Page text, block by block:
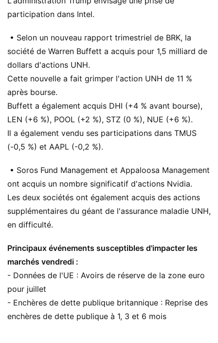
participation dans Intel.
• Selon un nouveau rapport trimestriel de BRK, la
société de Warren Buffett a acquis pour 1,5 milliard de
dollars d'actions UNH.
Cette nouvelle a fait grimper l'action UNH de 11 %
après bourse.
Buffett a également acquis DHI (+4 % avant bourse),
LEN (+6 %), POOL (+2 %), STZ (0 %), NUE (+6 %).
Il a également vendu ses participations dans TMUS
(-0,5 %) et AAPL (-0,2 %).
• Soros Fund Management et Appaloosa Management
ont acquis un nombre significatif d'actions Nvidia.
Les deux sociétés ont également acquis des actions
supplémentaires du géant de l'assurance maladie UNH,
en difficulté.
Principaux événements susceptibles d'impacter les
marchés vendredi :
- Données de l'UE : Avoirs de réserve de la zone euro
pour juillet
- Enchères de dette publique britannique : Reprise des
enchères de dette publique à 1, 3 et 6 mois